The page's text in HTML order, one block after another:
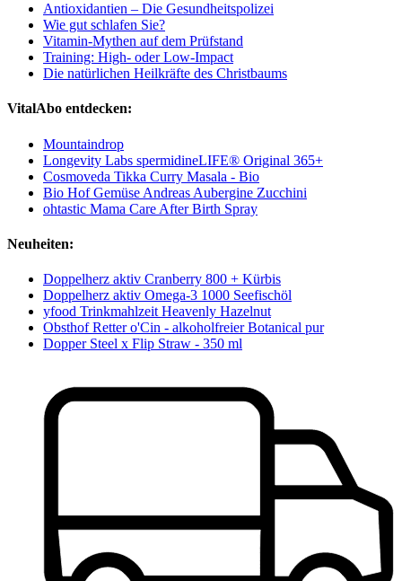
Antioxidantien – Die Gesundheitspolizei
Wie gut schlafen Sie?
Vitamin-Mythen auf dem Prüfstand
Training: High- oder Low-Impact
Die natürlichen Heilkräfte des Christbaums
VitalAbo entdecken:
Mountaindrop
Longevity Labs spermidineLIFE® Original 365+
Cosmoveda Tikka Curry Masala - Bio
Bio Hof Gemüse Andreas Aubergine Zucchini
ohtastic Mama Care After Birth Spray
Neuheiten:
Doppelherz aktiv Cranberry 800 + Kürbis
Doppelherz aktiv Omega-3 1000 Seefischöl
yfood Trinkmahlzeit Heavenly Hazelnut
Obsthof Retter o'Cin - alkoholfreier Botanical pur
Dopper Steel x Flip Straw - 350 ml